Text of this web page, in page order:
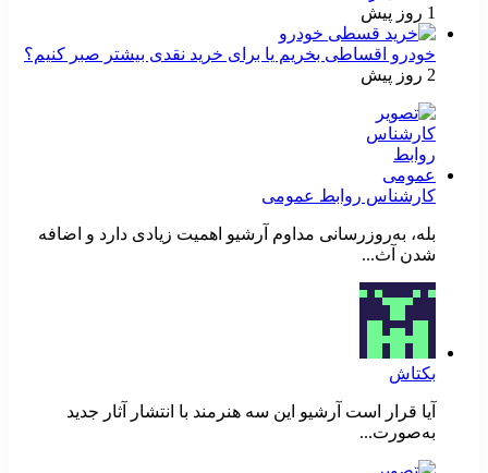
1 روز پیش
خودرو اقساطی بخریم یا برای خرید نقدی بیشتر صبر کنیم؟
2 روز پیش
کارشناس روابط عمومی
بله، به‌روزرسانی مداوم آرشیو اهمیت زیادی دارد و اضافه
شدن آث...
بکتاش
آیا قرار است آرشیو این سه هنرمند با انتشار آثار جدید
به‌صورت...